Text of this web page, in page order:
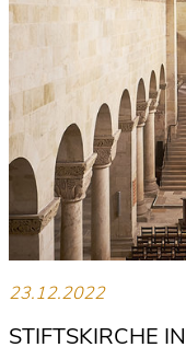
23.12.2022
STIFTSKIRCHE